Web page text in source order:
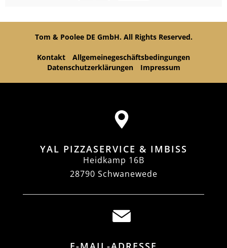
Tom & Poolee DE GmbH. All Rights Reserved.
Kontakt
Allgemeinegeschäftsbedingungen
Datenschutzerklärungen
Impressum
YAL PIZZASERVICE & IMBISS
Heidkamp 16B
28790 Schwanewede